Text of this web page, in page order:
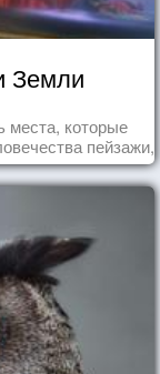
Земли
места, которые
пейзажи,